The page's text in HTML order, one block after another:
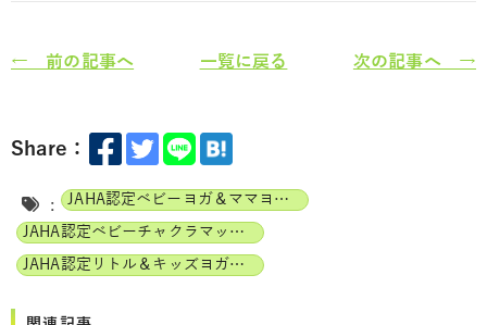
← 前の記事へ 一覧に戻る 次の記事へ →
Share：
:
JAHA認定ベビーヨガ＆ママヨガインストラクター
JAHA認定ベビーチャクラマッサージインストラクター
JAHA認定リトル＆キッズヨガインストラクター